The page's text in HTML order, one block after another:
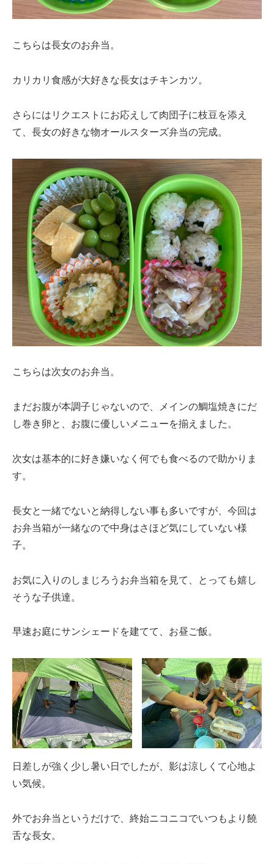
こちらは長女のお弁当。
カリカリ食感が大好きな長女はチキンカツ。
さらにはリクエストにお応えして肉団子に枝豆を添え
て、長女の好きな物オールスターズ弁当の完成。
こちらは次女のお弁当。
まだお腹が本調子じゃないので、メインの鯛塩焼きにだ
し巻き卵と、お腹に優しいメニューを揃えました。
次女は基本的に好き嫌いなく何でも食べるので助かりま
す。
長女と一緒でないと納得しない事も多いですが、今回は
お弁当箱が一緒なので中身はさほど気にしていない様
子。
お気に入りのしまじろうお弁当箱を見て、とっても嬉し
そうな子供達。
早速お庭にサンシェードを建てて、お昼ご飯。
日差しが強く少し暑い日でしたが、影は涼しくて心地よ
い気候。
外でお弁当というだけで、終始ニコニコでいつもより饒
舌な長女。